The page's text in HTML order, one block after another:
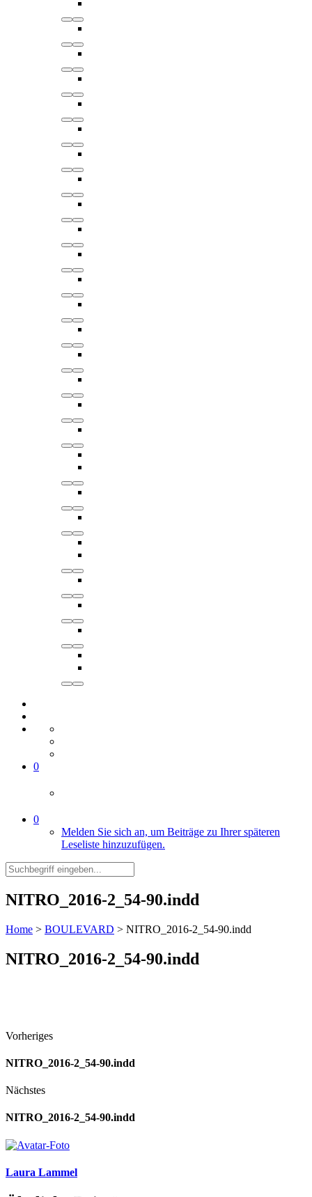
0
0
Melden Sie sich an, um Beiträge zu Ihrer späteren
Leseliste hinzuzufügen.
NITRO_2016-2_54-90.indd
Home > BOULEVARD > NITRO_2016-2_54-90.indd
NITRO_2016-2_54-90.indd
Vorheriges
NITRO_2016-2_54-90.indd
Nächstes
NITRO_2016-2_54-90.indd
Laura Lammel